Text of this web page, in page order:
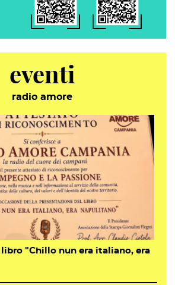
eventi
radio amore
libro "Chillo nun era italiano, era